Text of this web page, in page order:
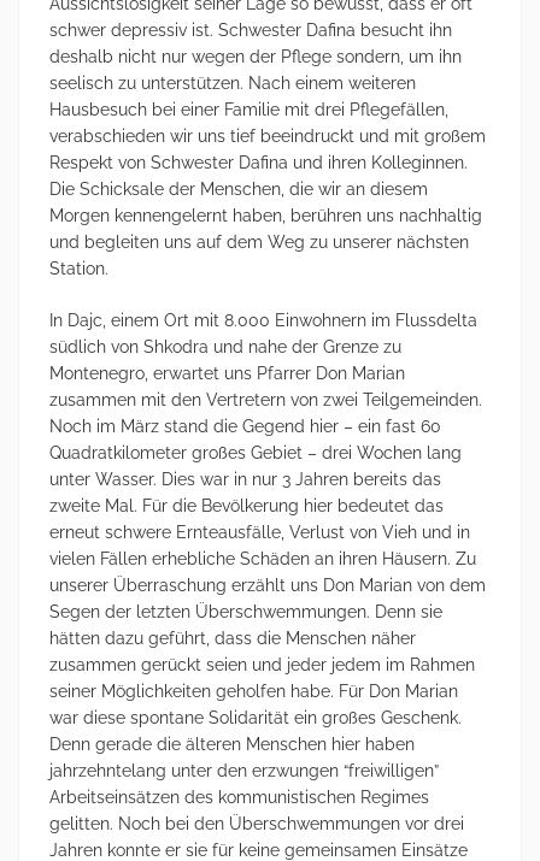
schwer depressiv ist. Schwester Dafina besucht ihn
deshalb nicht nur wegen der Pflege sondern, um ihn
seelisch zu unterstützen. Nach einem weiteren
Hausbesuch bei einer Familie mit drei Pflegefällen,
verabschieden wir uns tief beeindruckt und mit großem
Respekt von Schwester Dafina und ihren Kolleginnen.
Die Schicksale der Menschen, die wir an diesem
Morgen kennengelernt haben, berühren uns nachhaltig
und begleiten uns auf dem Weg zu unserer nächsten
Station.
In Dajc, einem Ort mit 8.000 Einwohnern im Flussdelta
südlich von Shkodra und nahe der Grenze zu
Montenegro, erwartet uns Pfarrer Don Marian
zusammen mit den Vertretern von zwei Teilgemeinden.
Noch im März stand die Gegend hier – ein fast 60
Quadratkilometer großes Gebiet – drei Wochen lang
unter Wasser. Dies war in nur 3 Jahren bereits das
zweite Mal. Für die Bevölkerung hier bedeutet das
erneut schwere Ernteausfälle, Verlust von Vieh und in
vielen Fällen erhebliche Schäden an ihren Häusern. Zu
unserer Überraschung erzählt uns Don Marian von dem
Segen der letzten Überschwemmungen. Denn sie
hätten dazu geführt, dass die Menschen näher
zusammen gerückt seien und jeder jedem im Rahmen
seiner Möglichkeiten geholfen habe. Für Don Marian
war diese spontane Solidarität ein großes Geschenk.
Denn gerade die älteren Menschen hier haben
jahrzehntelang unter den erzwungen “freiwilligen”
Arbeitseinsätzen des kommunistischen Regimes
gelitten. Noch bei den Überschwemmungen vor drei
Jahren konnte er sie für keine gemeinsamen Einsätze